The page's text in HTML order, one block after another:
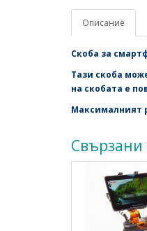
Описание
Скоба за
Тази скоба
на скобата е
Максималният
Свързани